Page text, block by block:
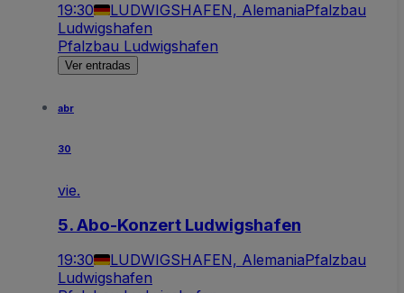
19:30 LUDWIGSHAFEN, AlemaniaPfalzbau
Ludwigshafen
Pfalzbau Ludwigshafen
Ver entradas
abr
30
vie.
5. Abo-Konzert Ludwigshafen
19:30 LUDWIGSHAFEN, AlemaniaPfalzbau
Ludwigshafen